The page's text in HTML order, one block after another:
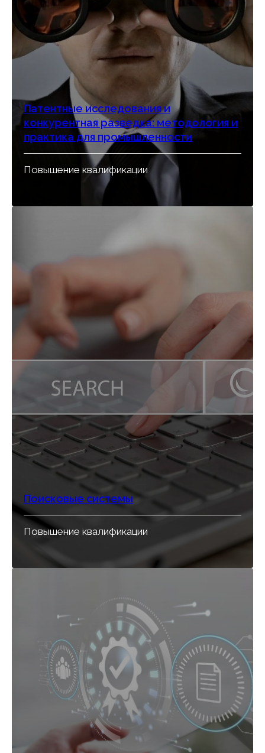
Патентные исследования и
конкурентная разведка: методология и
практика для промышленности
Повышение квалификации
Поисковые системы
Повышение квалификации